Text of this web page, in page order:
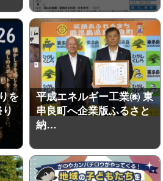
を
平成エネルギー工業㈱ 東
串良町へ企業版ふるさと
納…